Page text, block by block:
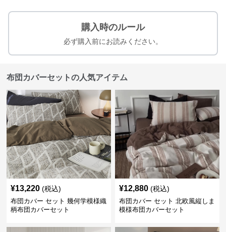
購入時のルール
必ず購入前にお読みください。
布団カバーセットの人気アイテム
¥13,220 (税込)
布団カバー セット 幾何学模様織
柄布団カバーセット
¥12,880 (税込)
布団カバー セット 北欧風縦しま
模様布団カバーセット